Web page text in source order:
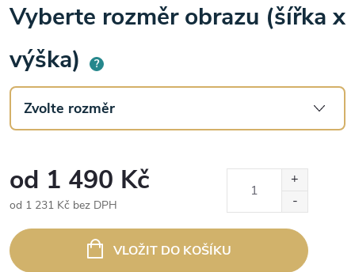
Vyberte rozměr obrazu (šířka x
výška)
?
od 1 490 Kč
od 1 231 Kč bez DPH
cena:
VLOŽIT DO KOŠÍKU